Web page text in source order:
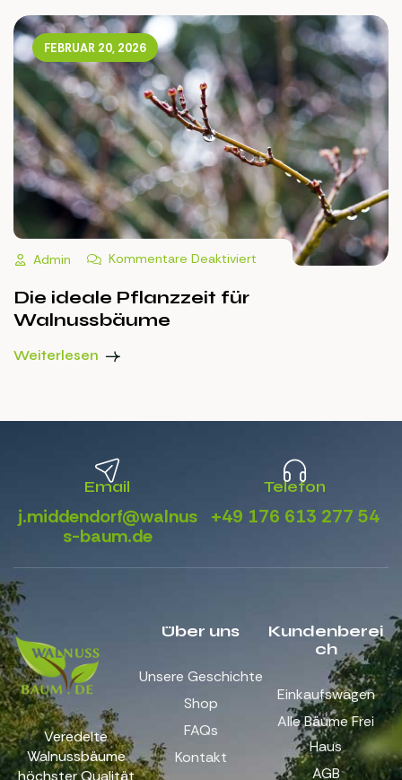
FEBRUAR 20, 2026
Admin Kommentare Deaktiviert
Die ideale Pflanzzeit für
Walnussbäume
Email
j.middendorf@walnus
s-baum.de
Telefon
+49 176 613 277 54
Über uns
Unsere Geschichte
Shop
FAQs
Kontakt
Kundenberei
ch
Einkaufswagen
Alle Bäume Frei
Haus
AGB
Veredelte
Walnussbäume
höchster Qualität